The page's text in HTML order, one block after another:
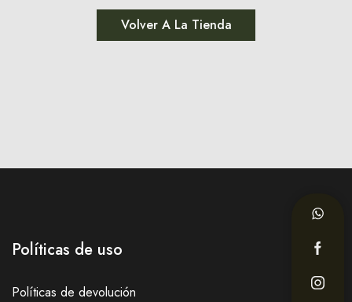
Volver A La Tienda
Políticas de uso
Políticas de devolución